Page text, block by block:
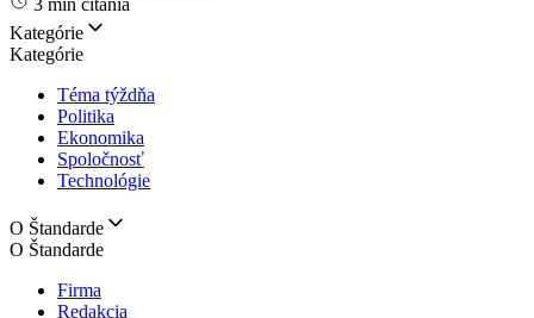
3 min čítania
Kategórie
Kategórie
Téma týždňa
Politika
Ekonomika
Spoločnosť
Technológie
O Štandarde
O Štandarde
Firma
Redakcia